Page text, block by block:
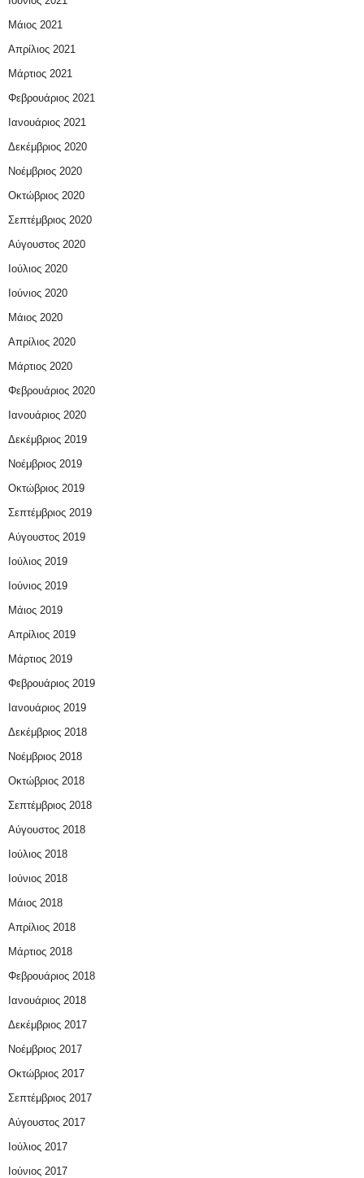
Μάιος 2021
Απρίλιος 2021
Μάρτιος 2021
Φεβρουάριος 2021
Ιανουάριος 2021
Δεκέμβριος 2020
Νοέμβριος 2020
Οκτώβριος 2020
Σεπτέμβριος 2020
Αύγουστος 2020
Ιούλιος 2020
Ιούνιος 2020
Μάιος 2020
Απρίλιος 2020
Μάρτιος 2020
Φεβρουάριος 2020
Ιανουάριος 2020
Δεκέμβριος 2019
Νοέμβριος 2019
Οκτώβριος 2019
Σεπτέμβριος 2019
Αύγουστος 2019
Ιούλιος 2019
Ιούνιος 2019
Μάιος 2019
Απρίλιος 2019
Μάρτιος 2019
Φεβρουάριος 2019
Ιανουάριος 2019
Δεκέμβριος 2018
Νοέμβριος 2018
Οκτώβριος 2018
Σεπτέμβριος 2018
Αύγουστος 2018
Ιούλιος 2018
Ιούνιος 2018
Μάιος 2018
Απρίλιος 2018
Μάρτιος 2018
Φεβρουάριος 2018
Ιανουάριος 2018
Δεκέμβριος 2017
Νοέμβριος 2017
Οκτώβριος 2017
Σεπτέμβριος 2017
Αύγουστος 2017
Ιούλιος 2017
Ιούνιος 2017